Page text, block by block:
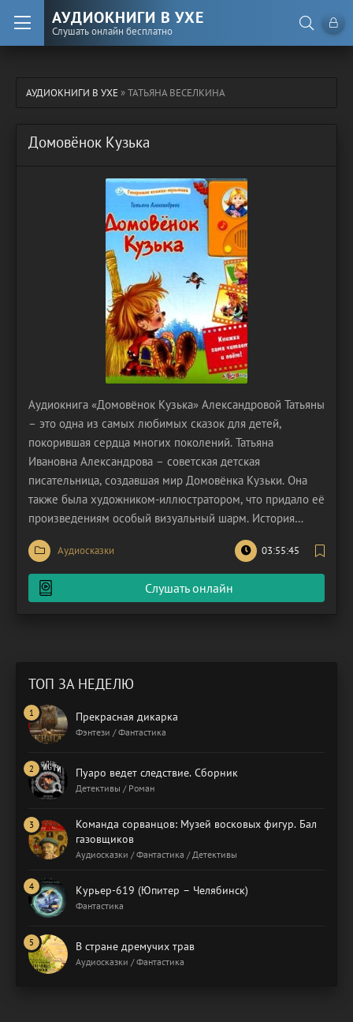
АУДИОКНИГИ В УХЕ
Слушать онлайн бесплатно
АУДИОКНИГИ В УХЕ» ТАТЬЯНА ВЕСЕЛКИНА
Домовёнок Кузька
Аудиокнига «Домовёнок Кузька» Александровой Татьяны
– это одна из самых любимых сказок для детей,
покорившая сердца многих поколений. Татьяна
Ивановна Александрова – советская детская
писательница, создавшая мир Домовёнка Кузьки. Она
также была художником-иллюстратором, что придало её
произведениям особый визуальный шарм. История
Кузьки началась не сразу с книги. Впервые он появился
в 1977 году в виде кукольного мультфильма "Домовёнок
Кузька", снятого по её сценарию. Огромный успех
мультфильма
Аудиосказки 03:55:45
Слушать онлайн
ТОП ЗА НЕДЕЛЮ
Прекрасная дикарка
Фэнтези / Фантастика
Пуаро ведет следствие. Сборник
Детективы / Роман
Команда сорванцов: Музей восковых фигур. Бал
газовщиков
Аудиосказки / Фантастика / Детективы
Курьер-619 (Юпитер – Челябинск)
Фантастика
В стране дремучих трав
Аудиосказки / Фантастика